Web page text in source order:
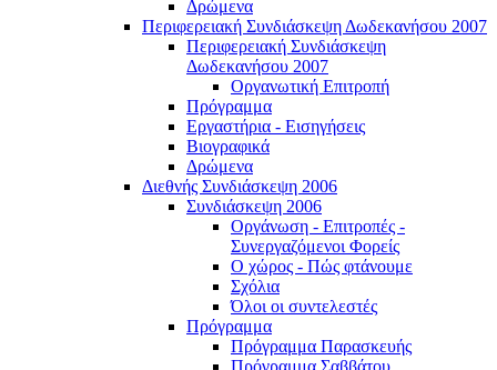
Δρώμενα
Περιφερειακή Συνδιάσκεψη Δωδεκανήσου 2007
Περιφερειακή Συνδιάσκεψη
Δωδεκανήσου 2007
Οργανωτική Επιτροπή
Πρόγραμμα
Εργαστήρια - Εισηγήσεις
Βιογραφικά
Δρώμενα
Διεθνής Συνδιάσκεψη 2006
Συνδιάσκεψη 2006
Οργάνωση - Επιτροπές -
Συνεργαζόμενοι Φορείς
Ο χώρος - Πώς φτάνουμε
Σχόλια
Όλοι οι συντελεστές
Πρόγραμμα
Πρόγραμμα Παρασκευής
Πρόγραμμα Σαββάτου